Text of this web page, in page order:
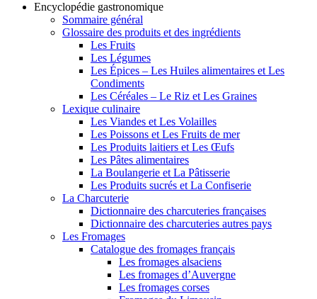
Encyclopédie gastronomique
Sommaire général
Glossaire des produits et des ingrédients
Les Fruits
Les Légumes
Les Épices – Les Huiles alimentaires et Les
Condiments
Les Céréales – Le Riz et Les Graines
Lexique culinaire
Les Viandes et Les Volailles
Les Poissons et Les Fruits de mer
Les Produits laitiers et Les Œufs
Les Pâtes alimentaires
La Boulangerie et La Pâtisserie
Les Produits sucrés et La Confiserie
La Charcuterie
Dictionnaire des charcuteries françaises
Dictionnaire des charcuteries autres pays
Les Fromages
Catalogue des fromages français
Les fromages alsaciens
Les fromages d’Auvergne
Les fromages corses